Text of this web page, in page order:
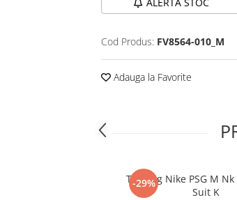
ALERTA STOC
Cod Produs: FV8564-010_M
Adauga la Favorite
-29%
Trening Nike PSG M
Suit K